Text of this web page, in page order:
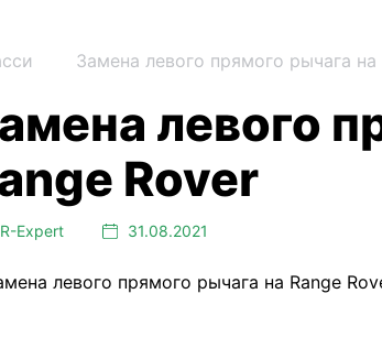
Замена левого прямого рычага на
LR⁠-⁠Expert 31.08.2021